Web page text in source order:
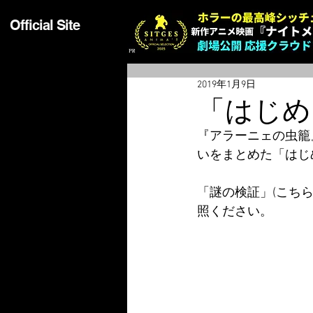
Official Site
「はじ
2019年1月9日
『アラーニェの虫
いをまとめた「は
「謎の検証」(こち
照ください。